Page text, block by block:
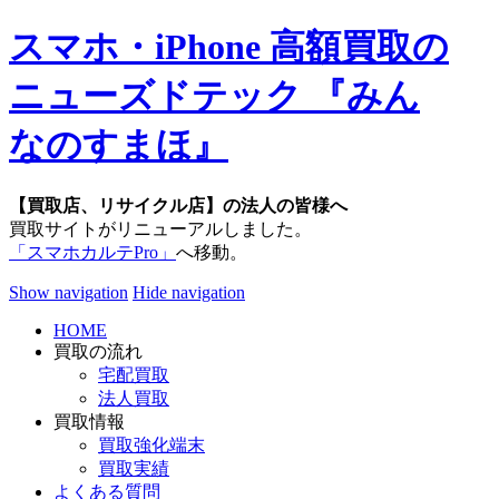
スマホ・iPhone 高額買取の
ニューズドテック 『みん
なのすまほ』
【買取店、リサイクル店】の法人の皆様へ
買取サイトがリニューアルしました。
「スマホカルテPro」 へ移動。
Show navigation Hide navigation
HOME
買取の流れ
宅配買取
法人買取
買取情報
買取強化端末
買取実績
よくある質問